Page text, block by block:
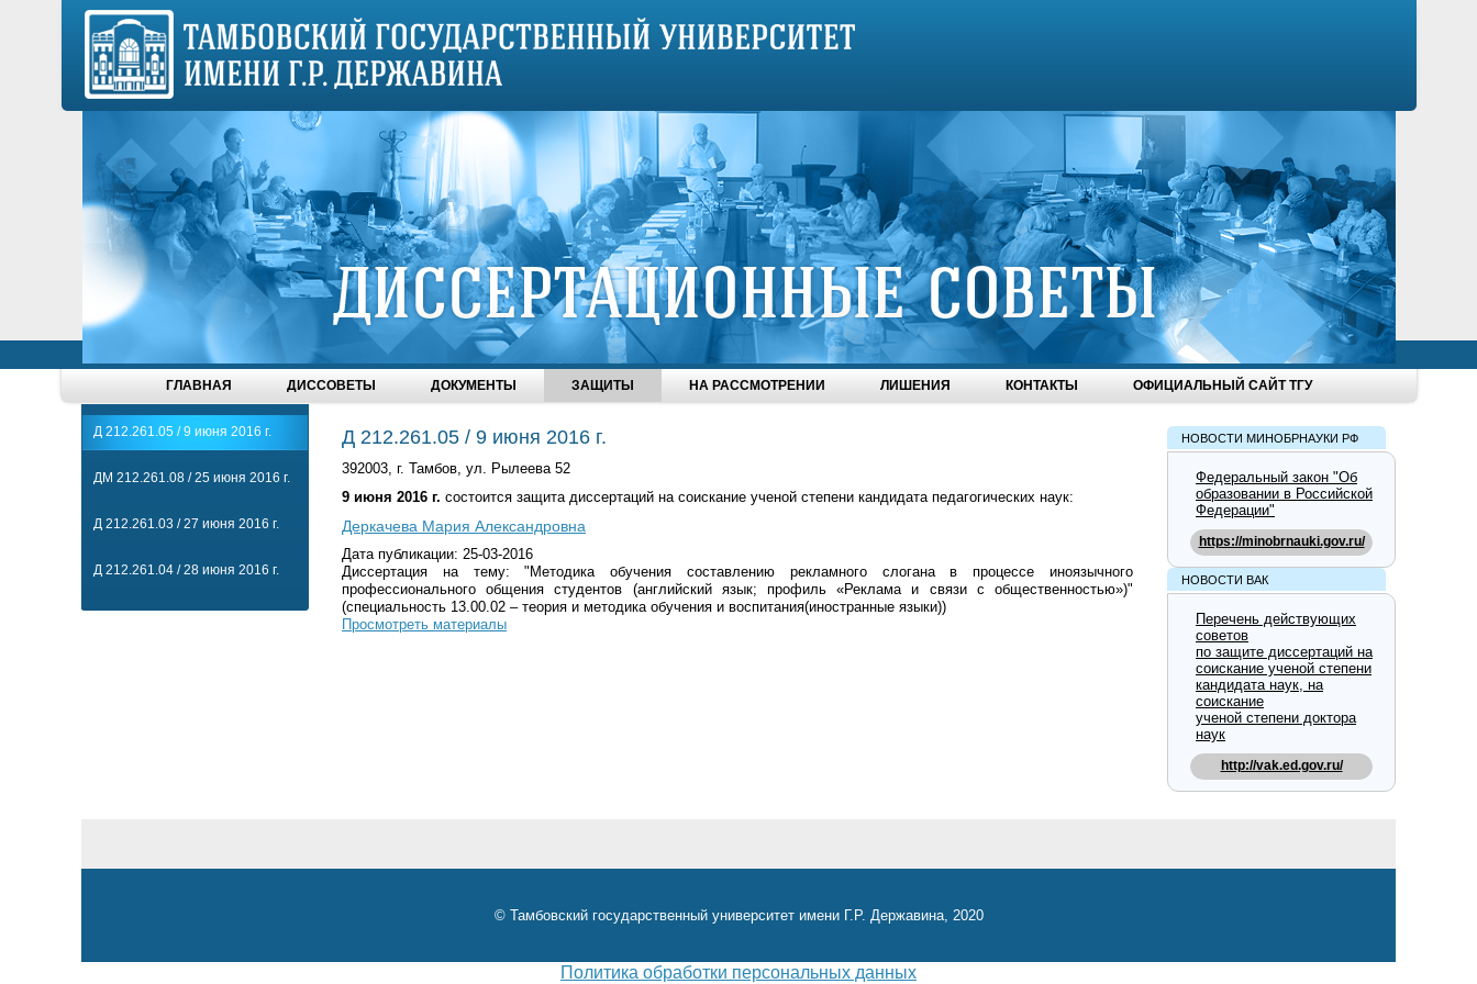
ГЛАВНАЯ ДИССОВЕТЫ ДОКУМЕНТЫ ЗАЩИТЫ НА РАССМОТРЕНИИ ЛИШЕНИЯ КОНТАКТЫ ОФИЦИАЛЬНЫЙ САЙТ ТГУ
Д 212.261.05 / 9 июня 2016 г.
ДМ 212.261.08 / 25 июня 2016 г.
Д 212.261.03 / 27 июня 2016 г.
Д 212.261.04 / 28 июня 2016 г.
Д 212.261.05 / 9 июня 2016 г.
392003, г. Тамбов, ул. Рылеева 52
9 июня 2016 г. состоится защита диссертаций на соискание ученой степени кандидата педагогических наук:
Деркачева Мария Александровна
Дата публикации: 25-03-2016
Диссертация на тему: "Методика обучения составлению рекламного слогана в процессе иноязычного
профессионального общения студентов (английский язык; профиль «Реклама и связи с общественностью»)"
(специальность 13.00.02 – теория и методика обучения и воспитания(иностранные языки))
Просмотреть материалы
НОВОСТИ МИНОБРНАУКИ РФ
Федеральный закон "Об
образовании в Российской
Федерации"
https://minobrnauki.gov.ru/
НОВОСТИ ВАК
Перечень действующих
советов
по защите диссертаций на
соискание ученой степени
кандидата наук, на
соискание
ученой степени доктора
наук
http://vak.ed.gov.ru/
© Тамбовский государственный университет имени Г.Р. Державина, 2020
Политика обработки персональных данных